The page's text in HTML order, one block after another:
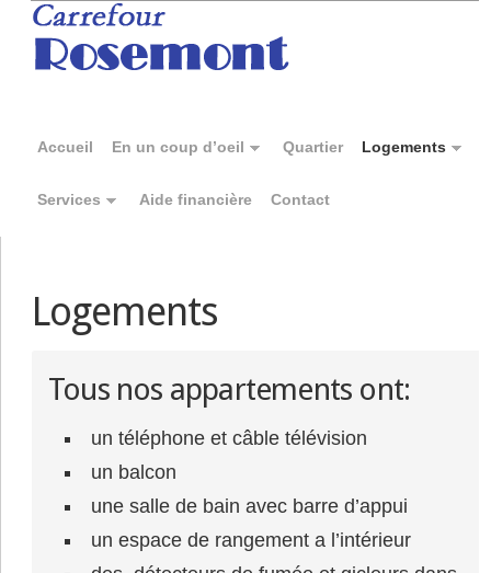
Accueil En un coup d’oeil Quartier Logements
Services Aide financière Contact
Logements
Tous nos appartements ont:
un téléphone et câble télévision
un balcon
une salle de bain avec barre d’appui
un espace de rangement a l’intérieur